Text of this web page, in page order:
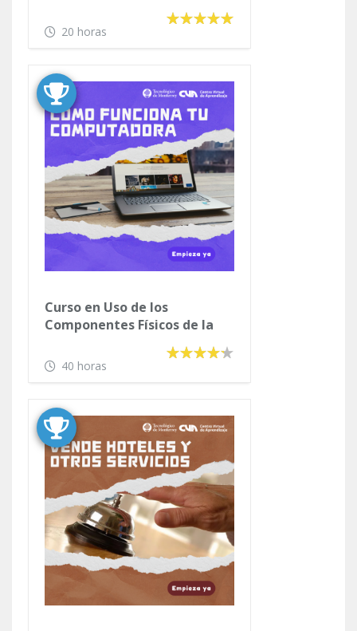
20 horas
Curso en Uso de los
Componentes Físicos de la
40 horas